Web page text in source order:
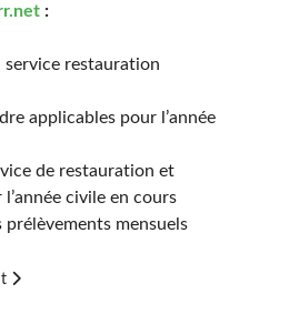
:
restauration
applicables pour l’année
de restauration et
civile en cours
prélèvements mensuels
D'ORDRE "COVID"
: ANNEXE 2 : REMISES